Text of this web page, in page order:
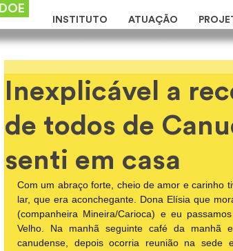
DOE
INSTITUTO ATUAÇÃO
Inexplicável a
de todos de
senti em casa
Com um abraço forte, cheio de amor e carinho
lar, que era aconchegante. Dona Elísia que
(companheira Mineira/Carioca) e eu
Velho. Na manhã seguinte café da manhã
canudense, depois ocorria reunião na sede